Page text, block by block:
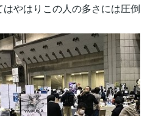
やはりこの人の多さには圧倒